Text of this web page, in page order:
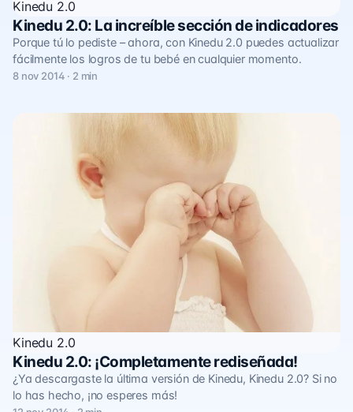
Kinedu 2.0
Kinedu 2.0: La increíble sección de indicadores
Porque tú lo pediste – ahora, con Kinedu 2.0 puedes actualizar
fácilmente los logros de tu bebé en cualquier momento.
8 nov 2014 · 2 min
Kinedu 2.0
Kinedu 2.0: ¡Completamente rediseñada!
¿Ya descargaste la última versión de Kinedu, Kinedu 2.0? Si no
lo has hecho, ¡no esperes más!